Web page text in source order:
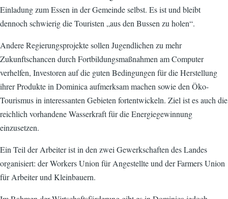
Einladung zum Essen in der Gemeinde selbst. Es ist und bleibt
dennoch schwierig die Touristen „aus den Bussen zu holen“.
Andere Regierungsprojekte sollen Jugendlichen zu mehr
Zukunftschancen durch Fortbildungsmaßnahmen am Computer
verhelfen, Investoren auf die guten Bedingungen für die Herstellung
ihrer Produkte in Dominica aufmerksam machen sowie den Öko-
Tourismus in interessanten Gebieten fortentwickeln. Ziel ist es auch die
reichlich vorhandene Wasserkraft für die Energiegewinnung
einzusetzen.
Ein Teil der Arbeiter ist in den zwei Gewerkschaften des Landes
organisiert: der Workers Union für Angestellte und der Farmers Union
für Arbeiter und Kleinbauern.